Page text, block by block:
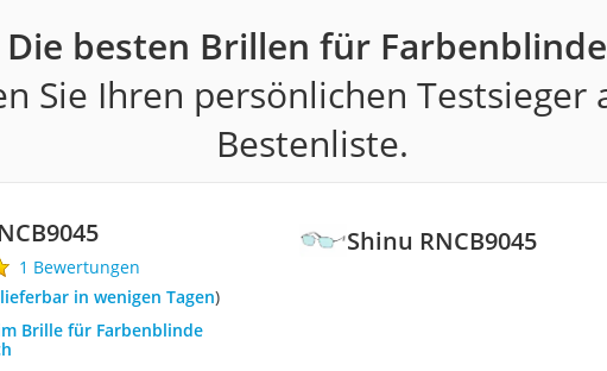
Die besten Brillen für
Sie Ihren persönlichen Testsieger
Bestenliste.
Shinu RNCB9045
1 Bewertungen
Lieferbar in wenigen Tagen)
Brille für Farbenblinde